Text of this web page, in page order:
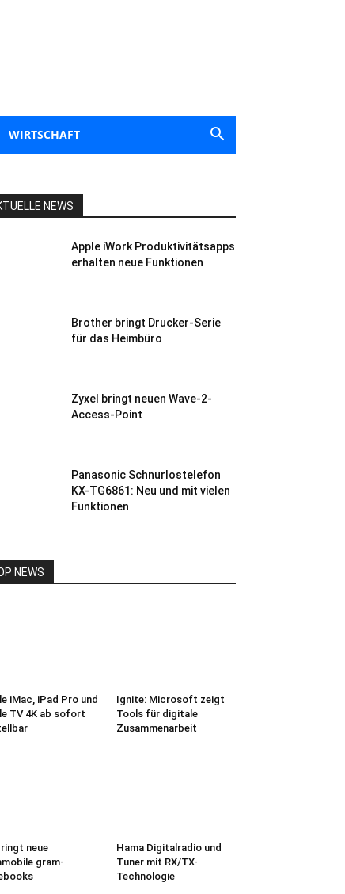
WIRTSCHAFT
NEWS
Apple iWork Produktivitätsapps
erhalten neue Funktionen
Brother bringt Drucker-Serie
für das Heimbüro
Zyxel bringt neuen Wave-2-
Access-Point
Panasonic Schnurlostelefon
KX-TG6861: Neu und mit vielen
Funktionen
NEWS
iMac, iPad Pro und
TV 4K ab sofort
Ignite: Microsoft zeigt
Tools für digitale
Zusammenarbeit
neue
gram-
Hama Digitalradio und
Tuner mit RX/TX-
Technologie